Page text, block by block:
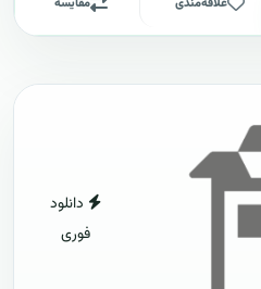
دانلود
فوری